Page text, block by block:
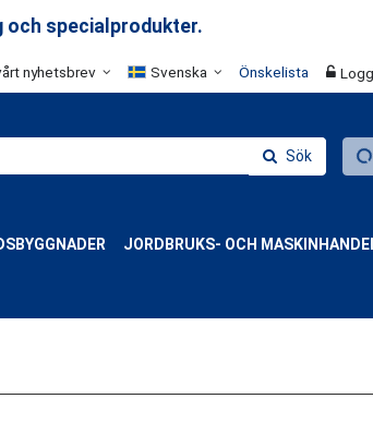
och specialprodukter.
nyhetsbrev Svenska Önskelista
Sök
JORDBRUKS- OCH